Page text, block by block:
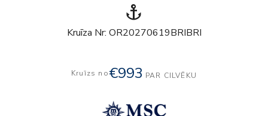
anchor
Kruīza Nr: OR20270619BRIBRI
Kruīzs no€993 PAR CILVĒKU